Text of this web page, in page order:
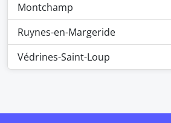
Montchamp
Ruynes-en-Margeride
Védrines-Saint-Loup